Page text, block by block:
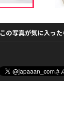
この写真が気に入った